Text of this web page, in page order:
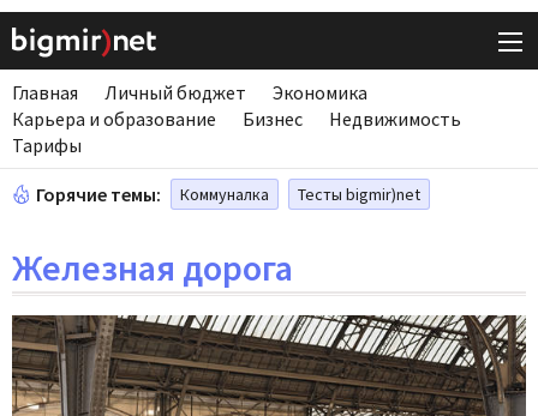
Главная Личный бюджет
Экономика
Карьера и образование
Бизнес
Недвижимость
Тарифы
Горячие темы: Коммуналка Тесты bigmir)net
Железная дорога